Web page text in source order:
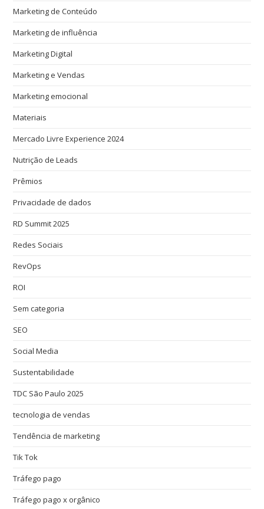
Marketing de Conteúdo
Marketing de influência
Marketing Digital
Marketing e Vendas
Marketing emocional
Materiais
Mercado Livre Experience 2024
Nutrição de Leads
Prêmios
Privacidade de dados
RD Summit 2025
Redes Sociais
RevOps
ROI
Sem categoria
SEO
Social Media
Sustentabilidade
TDC São Paulo 2025
tecnologia de vendas
Tendência de marketing
Tik Tok
Tráfego pago
Tráfego pago x orgânico